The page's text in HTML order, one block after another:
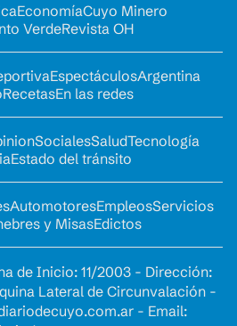
EconomíaCuyo Minero
VerdeRevista OH
EspectáculosArgentina
RecetasEn las redes
SocialesSaludTecnología
Estado del tránsito
AutomotoresEmpleosServicios
y MisasEdictos
de Inicio: 11/2003 - Dirección:
Lateral de Circunvalación -
- Email: